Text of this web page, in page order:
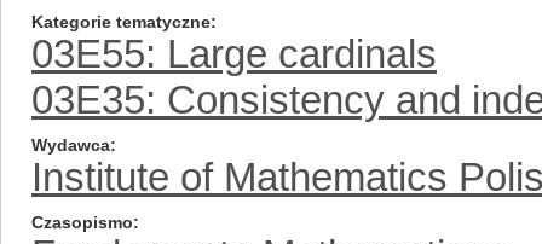
Kategorie tematyczne
03E55: Large cardinals
03E35: Consistency and
Wydawca
Institute of Mathematics
Czasopismo